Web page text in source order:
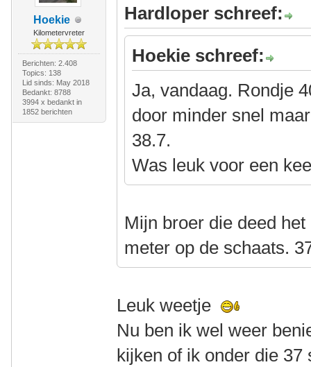
Hoekie
Kilometervreter
Berichten: 2.408
Topics: 138
Lid sinds: May 2018
Bedankt: 8788
3994 x bedankt in
1852 berichten
Hardloper schreef:
Hoekie schreef:
Ja, vandaag. Rondje
door minder snel
38.7.
Was leuk voor een
Mijn broer die deed
meter op de schaats.
Leuk weetje
Nu ben ik wel weer
kijken of ik onder die 37